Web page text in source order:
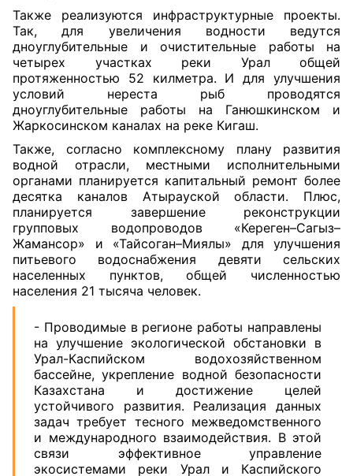
Также реализуются инфраструктурные проекты.
Так, для увеличения водности ведутся
дноуглубительные и очистительные работы на
четырех участках реки Урал общей
протяженностью 52 килметра. И для улучшения
условий нереста рыб проводятся
дноуглубительные работы на Ганюшкинском и
Жаркосинском каналах на реке Кигаш.
Также, согласно комплексному плану развития
водной отрасли, местными исполнительными
органами планируется капитальный ремонт более
десятка каналов Атырауской области. Плюс,
планируется завершение реконструкции
групповых водопроводов «Кереген–Сагыз–
Жамансор» и «Тайсоган–Миялы» для улучшения
питьевого водоснабжения девяти сельских
населенных пунктов, общей численностью
населения 21 тысяча человек.
- Проводимые в регионе работы направлены
на улучшение экологической обстановки в
Урал-Каспийском водохозяйственном
бассейне, укрепление водной безопасности
Казахстана и достижение целей
устойчивого развития. Реализация данных
задач требует тесного межведомственного
и международного взаимодействия. В этой
связи эффективное управление
экосистемами реки Урал и Каспийского